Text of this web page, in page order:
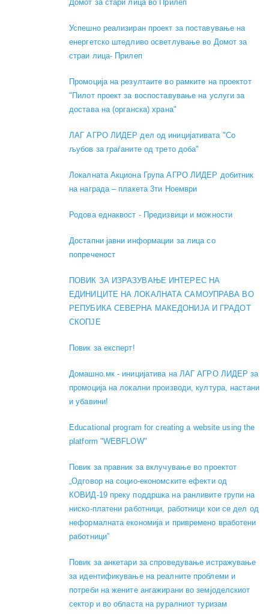
Домот за стари лица во Прилеп
Успешно реализиран проект за поставување на
енергетско штедливо осветлување во Домот за
страи лица- Прилеп
Промоција на резултаите во рамките на проектот
"Пилот проект за воспоставување на услуги за
достава на (органска) храна"
ЛАГ АГРО ЛИДЕР дел од иницијативата "Со
љубов за граѓаните од трето доба"
Локалната Акциона Група АГРО ЛИДЕР добитник
на награда – плакета 3ти Ноември
Родова еднаквост - Предизвици и можности
Достапни јавни информации за лица со
попреченост
ПОВИК ЗА ИЗРАЗУВАЊЕ ИНТЕРЕС НА
ЕДИНИЦИТЕ НА ЛОКАЛНАТА САМОУПРАВА ВО
РЕПУБИКА СЕВЕРНА МАКЕДОНИЈА И ГРАДОТ
СКОПЈЕ
Повик за експерт!
Домашно.мк - иницијатива на ЛАГ АГРО ЛИДЕР за
промоција на локални производи, култура, настани
и убавини!
Educational program for creating a website using the
platform "WEBFLOW"
Повик за правник за вклучување во проектот
„Одговор на социо-економските ефекти од
КОВИД-19 преку поддршка на ранливите групи на
ниско-платени работници, работници кои се дел од
неформалната економија и привремено вработени
работници”
Повик за анкетари за спроведување истражување
за идентификување на реалните проблеми и
потреби на жените ангажирани во земјоделскиот
сектор и во областа на руралниот туризам